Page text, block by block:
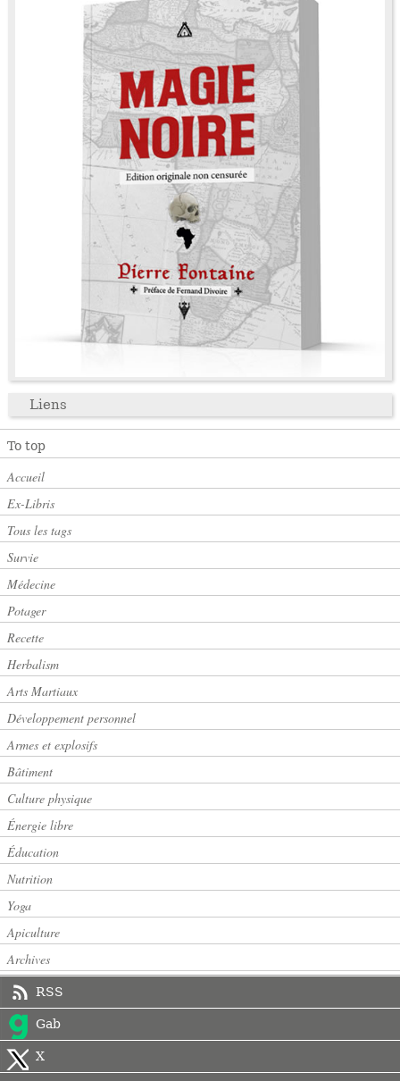
Liens
To top
Accueil
Ex-Libris
Tous les tags
Survie
Médecine
Potager
Recette
Herbalism
Arts Martiaux
Développement personnel
Armes et explosifs
Bâtiment
Culture physique
Énergie libre
Éducation
Nutrition
Yoga
Apiculture
Archives
RSS
Gab
X